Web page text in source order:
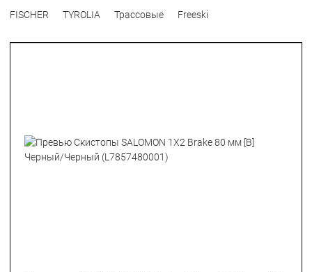
FISCHER TYROLIA Трассовые Freeski